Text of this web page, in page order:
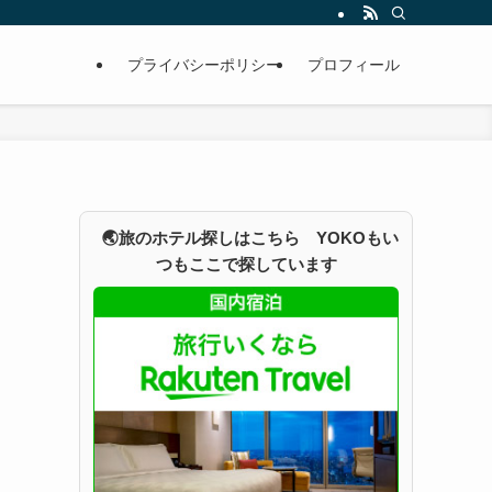
プライバシーポリシー プロフィール
🌏旅のホテル探しはこちら YOKOもい
つもここで探しています